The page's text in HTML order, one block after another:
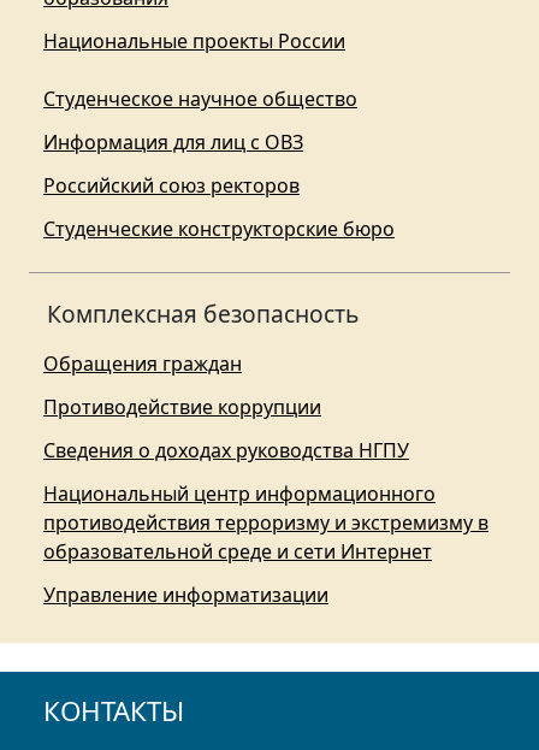
Национальные проекты России
Студенческое научное общество
Информация для лиц с ОВЗ
Российский союз ректоров
Студенческие конструкторские бюро
Комплексная безопасность
Обращения граждан
Противодействие коррупции
Сведения о доходах руководства НГПУ
Национальный центр информационного
противодействия терроризму и экстремизму в
образовательной среде и сети Интернет
Управление информатизации
КОНТАКТЫ